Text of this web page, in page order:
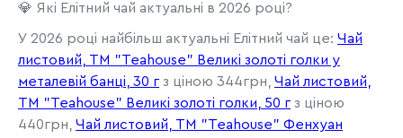
💎 Які Елітний чай актуальні в 2026 році?
У 2026 році найбільш актуальні Елітний чай це: Чай
листовий, ТМ "Teahouse" Великі золоті голки у
металевій банці, 30 г з ціною 344грн, Чай листовий,
ТМ "Teahouse" Великі золоті голки, 50 г з ціною
440грн, Чай листовий, ТМ "Teahouse" Фенхуан